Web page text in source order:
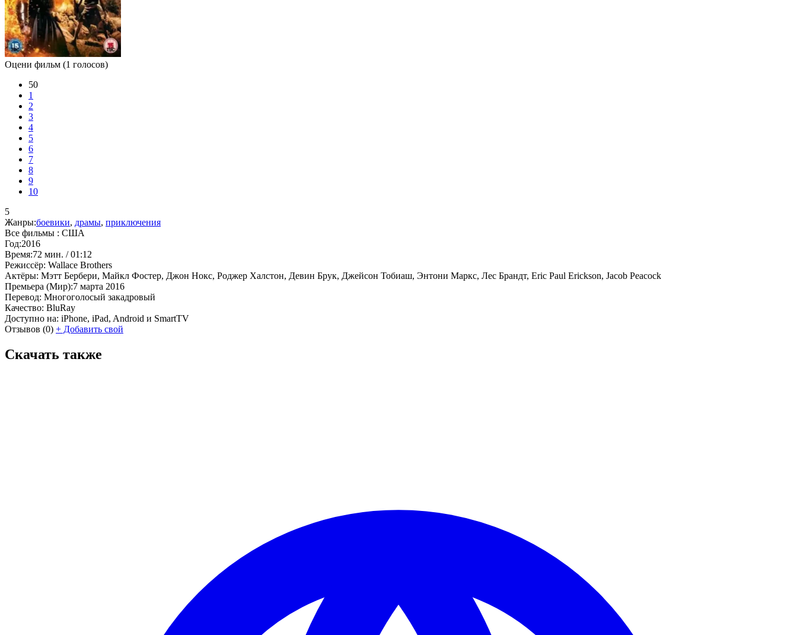
Оцени фильм (1 голосов)
50
1
2
3
4
5
6
7
8
9
10
5
Жанры:боевики, драмы, приключения
Все фильмы : США
Год:2016
Время:72 мин. / 01:12
Режиссёр: Wallace Brothers
Актёры: Мэтт Бербери, Майкл Фостер, Джон Нокс, Роджер Халстон, Девин Брук, Джейсон Тобиаш, Энтони Маркс, Лес Брандт, Eric Paul Erickson, Jacob Peacock
Премьера (Мир):7 марта 2016
Перевод: Многоголосый закадровый
Качество: BluRay
Доступно на: iPhone, iPad, Android и SmartTV
Отзывов (0) + Добавить свой
Скачать также